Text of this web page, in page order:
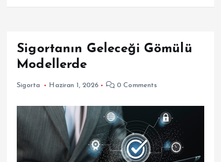
Sigortanın Geleceği Gömülü
Modellerde
Sigorta Haziran 1, 2026 0 Comments